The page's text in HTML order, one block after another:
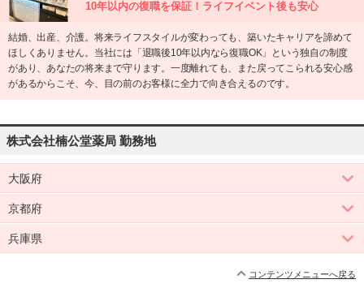
10年以内の復職を保証！ライフイベント後も安心
結婚、出産、介護。将来ライフスタイルが変わっても、築いたキャリアを諦めて
ほしくありません。当社には「退職後10年以内なら復職OK」という独自の制度
があり、あなたの将来まで守ります。一度離れても、また戻ってこられる安心感
があるからこそ、今、目の前のお客様に全力で向き合えるのです。
株式会社楠公堂薬局 勤務地
大阪府
京都府
兵庫県
コンテンツメニューへ戻る